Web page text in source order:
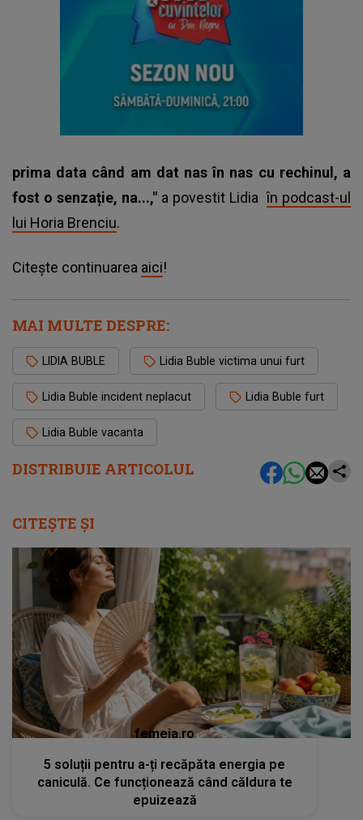
DISTRIBUIE ARTICOLUL
prima data când am dat nas în nas cu rechinul, a
fost o senzație, na...," a povestit Lidiaîn podcast-ul
lui Horia Brenciu.
Citește continuarea aici!
MAI MULTE DESPRE:
LIDIA BUBLE Lidia Buble victima unui furt
Lidia Buble incident neplacut Lidia Buble furt
Lidia Buble vacanta
CITEȘTE ȘI
femeia.ro
5 soluții pentru a-ți recăpăta energia pe
caniculă. Ce funcționează când căldura te
epuizează